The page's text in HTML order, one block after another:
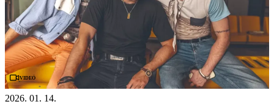
Videó
2026. 01. 14.